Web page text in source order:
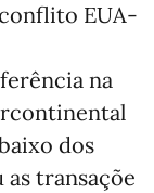
EUA-
na
dos
as transaçõe